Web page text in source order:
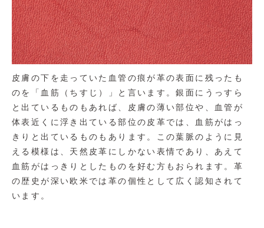
皮膚の下を走っていた血管の痕が革の表面に残ったも
のを「血筋（ちすじ）」と言います。銀面にうっすら
と出ているものもあれば、皮膚の薄い部位や、血管が
体表近くに浮き出ている部位の皮革では、血筋がはっ
きりと出ているものもあります。この葉脈のように見
える模様は、天然皮革にしかない表情であり、あえて
血筋がはっきりとしたものを好む方もおられます。革
の歴史が深い欧米では革の個性として広く認知されて
います。